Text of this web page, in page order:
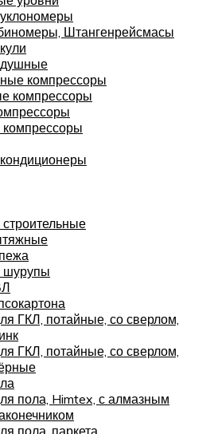
Штангенрейсмасы
компрессоры
компрессоры
строительные
шурупы
ГКЛ, потайные, со сверлом,
ГКЛ, потайные, со сверлом,
пола, Himtex, с алмазным
пола, паркета